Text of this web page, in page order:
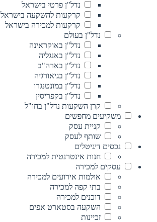
נדל"ן פרטי בישראל
קרקעות להשקעה בישראל
קרקעות למכירה בישראל
נדל"ן בעולם
נדל"ן באוקראינה
נדל"ן באנגליה
נדל"ן בארה"ב
נדל"ן בגיאורגיה
נדל"ן במונטנגרו
נדל"ן בקפריסין
קרן השקעות נדל"ן בחו"ל
משקיעים מחפשים
קניית עסק
שותף לעסק
נכסים דיגיטלים
חנות אינטרנטית למכירה
עסקים למכירה
אולמות אירועים למכירה
בתי קפה למכירה
דוכנים למכירה
השקעה בסטארט אפים
זכיינות